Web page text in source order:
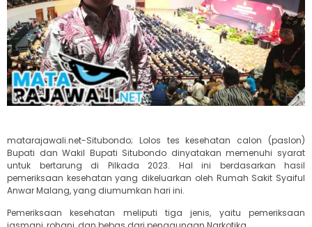
matarajawali.net-Situbondo; Lolos tes kesehatan calon (paslon)
Bupati dan Wakil Bupati Situbondo dinyatakan memenuhi syarat
untuk bertarung di Pilkada 2023. Hal ini berdasarkan hasil
pemeriksaan kesehatan yang dikeluarkan oleh Rumah Sakit Syaiful
Anwar Malang, yang diumumkan hari ini.
Pemeriksaan kesehatan meliputi tiga jenis, yaitu pemeriksaan